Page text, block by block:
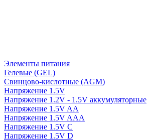
Элементы питания
Гелевые (GEL)
Свинцово-кислотные (AGM)
Напряжение 1.5V
Напряжение 1.2V - 1.5V аккумуляторные
Напряжение 1.5V AA
Напряжение 1.5V AAA
Напряжение 1.5V C
Напряжение 1.5V D